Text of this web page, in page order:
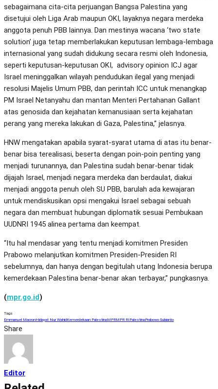
sebagaimana cita-cita perjuangan Bangsa Palestina yang
disetujui oleh Liga Arab maupun OKI, layaknya negara merdeka
anggota penuh PBB lainnya. Dan mestinya wacana ‘two state
solution’ juga tetap memberlakukan keputusan lembaga-lembaga
internasional yang sudah didukung secara resmi oleh Indonesia,
seperti keputusan-keputusan OKI, advisory opinion ICJ agar
Israel meninggalkan wilayah pendudukan ilegal yang menjadi
resolusi Majelis Umum PBB, dan perintah ICC untuk menangkap
PM Israel Netanyahu dan mantan Menteri Pertahanan Gallant
atas genosida dan kejahatan kemanusiaan serta kejahatan
perang yang mereka lakukan di Gaza, Palestina,” jelasnya.
HNW mengatakan apabila syarat-syarat utama di atas itu benar-
benar bisa terealisasi, beserta dengan poin-poin penting yang
menjadi turunannya, dan Palestina sudah benar-benar tidak
dijajah Israel, menjadi negara merdeka dan berdaulat, diakui
menjadi anggota penuh oleh SU PBB, barulah ada kewajaran
untuk mendiskusikan opsi mengakui Israel sebagai sebuah
negara dan membuat hubungan diplomatik sesuai Pembukaan
UUDNRI 1945 alinea pertama dan keempat.
“Itu hal mendasar yang tentu menjadi komitmen Presiden
Prabowo melanjutkan komitmen Presiden-Presiden RI
sebelumnya, dan hanya dengan begitulah utang Indonesia berupa
kemerdekaan Palestina benar-benar akan terbayar,” pungkasnya.
(mpr.go.id)
Tags
Emmanuel MacronHidayat Nur WahidKemerdekaan PalestinaMPRMPR RI PalestinaPrabowo Subianto
Share
Editor